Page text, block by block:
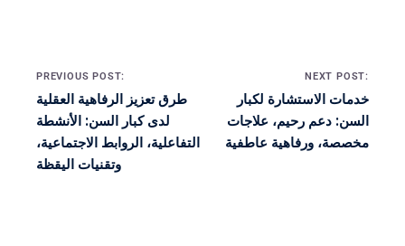
Post navigation
PREVIOUS POST:
طرق تعزيز الرفاهية العقلية
لدى كبار السن: الأنشطة
التفاعلية، الروابط الاجتماعية،
وتقنيات اليقظة
NEXT POST:
خدمات الاستشارة لكبار
السن: دعم رحيم، علاجات
مخصصة، ورفاهية عاطفية